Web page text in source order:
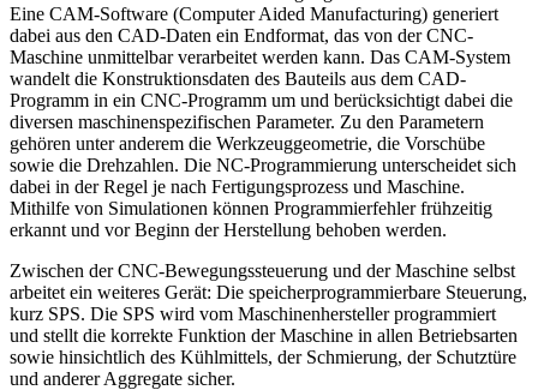
Eine CAM-Software (Computer Aided Manufacturing) generiert
dabei aus den CAD-Daten ein Endformat, das von der CNC-
Maschine unmittelbar verarbeitet werden kann. Das CAM-System
wandelt die Konstruktionsdaten des Bauteils aus dem CAD-
Programm in ein CNC-Programm um und berücksichtigt dabei die
diversen maschinenspezifischen Parameter. Zu den Parametern
gehören unter anderem die Werkzeuggeometrie, die Vorschübe
sowie die Drehzahlen. Die NC-Programmierung unterscheidet sich
dabei in der Regel je nach Fertigungsprozess und Maschine.
Mithilfe von Simulationen können Programmierfehler frühzeitig
erkannt und vor Beginn der Herstellung behoben werden.
Zwischen der CNC-Bewegungssteuerung und der Maschine selbst
arbeitet ein weiteres Gerät: Die speicherprogrammierbare Steuerung,
kurz SPS. Die SPS wird vom Maschinenhersteller programmiert
und stellt die korrekte Funktion der Maschine in allen Betriebsarten
sowie hinsichtlich des Kühlmittels, der Schmierung, der Schutztüre
und anderer Aggregate sicher.